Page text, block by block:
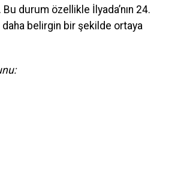
durum özellikle İlyada’nın 24.
daha belirgin bir şekilde ortaya